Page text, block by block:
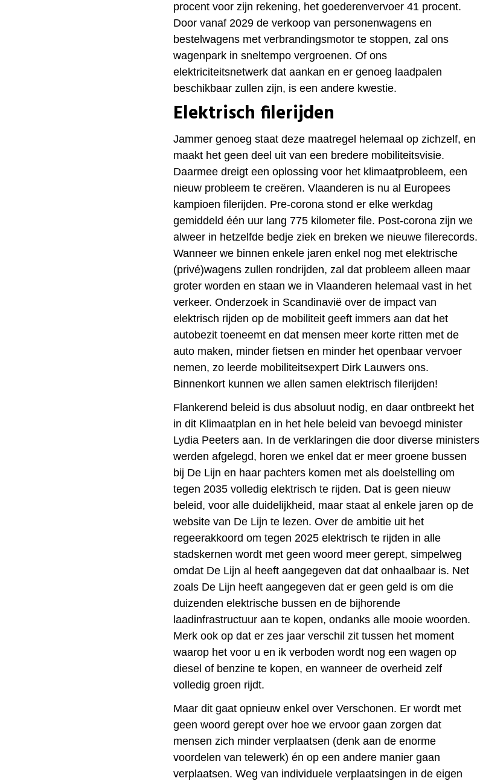
procent voor zijn rekening, het goederenvervoer 41 procent.
Door vanaf 2029 de verkoop van personenwagens en
bestelwagens met verbrandingsmotor te stoppen, zal ons
wagenpark in sneltempo vergroenen. Of ons
elektriciteitsnetwerk dat aankan en er genoeg laadpalen
beschikbaar zullen zijn, is een andere kwestie.
Elektrisch filerijden
Jammer genoeg staat deze maatregel helemaal op zichzelf, en
maakt het geen deel uit van een bredere mobiliteitsvisie.
Daarmee dreigt een oplossing voor het klimaatprobleem, een
nieuw probleem te creëren. Vlaanderen is nu al Europees
kampioen filerijden. Pre-corona stond er elke werkdag
gemiddeld één uur lang 775 kilometer file. Post-corona zijn we
alweer in hetzelfde bedje ziek en breken we nieuwe filerecords.
Wanneer we binnen enkele jaren enkel nog met elektrische
(privé)wagens zullen rondrijden, zal dat probleem alleen maar
groter worden en staan we in Vlaanderen helemaal vast in het
verkeer. Onderzoek in Scandinavië over de impact van
elektrisch rijden op de mobiliteit geeft immers aan dat het
autobezit toeneemt en dat mensen meer korte ritten met de
auto maken, minder fietsen en minder het openbaar vervoer
nemen, zo leerde mobiliteitsexpert Dirk Lauwers ons.
Binnenkort kunnen we allen samen elektrisch filerijden!
Flankerend beleid is dus absoluut nodig, en daar ontbreekt het
in dit Klimaatplan en in het hele beleid van bevoegd minister
Lydia Peeters aan. In de verklaringen die door diverse ministers
werden afgelegd, horen we enkel dat er meer groene bussen
bij De Lijn en haar pachters komen met als doelstelling om
tegen 2035 volledig elektrisch te rijden. Dat is geen nieuw
beleid, voor alle duidelijkheid, maar staat al enkele jaren op de
website van De Lijn te lezen. Over de ambitie uit het
regeerakkoord om tegen 2025 elektrisch te rijden in alle
stadskernen wordt met geen woord meer gerept, simpelweg
omdat De Lijn al heeft aangegeven dat dat onhaalbaar is. Net
zoals De Lijn heeft aangegeven dat er geen geld is om die
duizenden elektrische bussen en de bijhorende
laadinfrastructuur aan te kopen, ondanks alle mooie woorden.
Merk ook op dat er zes jaar verschil zit tussen het moment
waarop het voor u en ik verboden wordt nog een wagen op
diesel of benzine te kopen, en wanneer de overheid zelf
volledig groen rijdt.
Maar dit gaat opnieuw enkel over Verschonen. Er wordt met
geen woord gerept over hoe we ervoor gaan zorgen dat
mensen zich minder verplaatsen (denk aan de enorme
voordelen van telewerk) én op een andere manier gaan
verplaatsen. Weg van individuele verplaatsingen in de eigen